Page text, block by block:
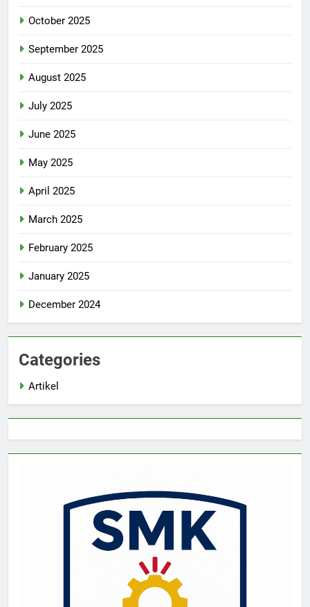
October 2025
September 2025
August 2025
July 2025
June 2025
May 2025
April 2025
March 2025
February 2025
January 2025
December 2024
Categories
Artikel